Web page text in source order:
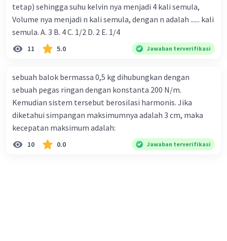
tetap) sehingga suhu kelvin nya menjadi 4 kali semula,
Volume nya menjadi n kali semula, dengan n adalah ...... kali
semula. A. 3 B. 4 C. 1/2 D. 2 E. 1/4
11 5.0 Jawaban terverifikasi
sebuah balok bermassa 0,5 kg dihubungkan dengan
sebuah pegas ringan dengan konstanta 200 N/m.
Kemudian sistem tersebut berosilasi harmonis. Jika
diketahui simpangan maksimumnya adalah 3 cm, maka
kecepatan maksimum adalah:
10 0.0 Jawaban terverifikasi